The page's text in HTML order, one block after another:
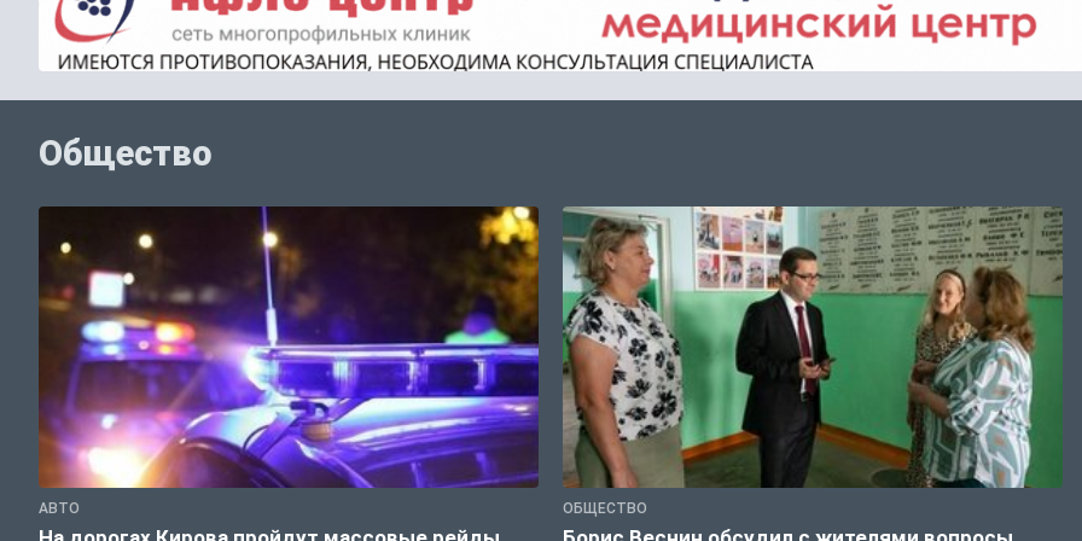
Общество
АВТО ОБЩЕСТВО